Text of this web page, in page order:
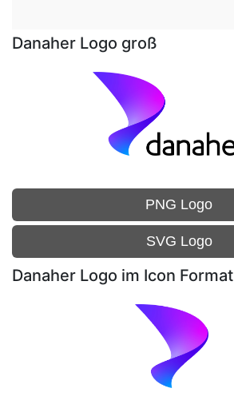
Danaher Logo groß
PNG Logo
SVG Logo
Danaher Logo im Icon Format